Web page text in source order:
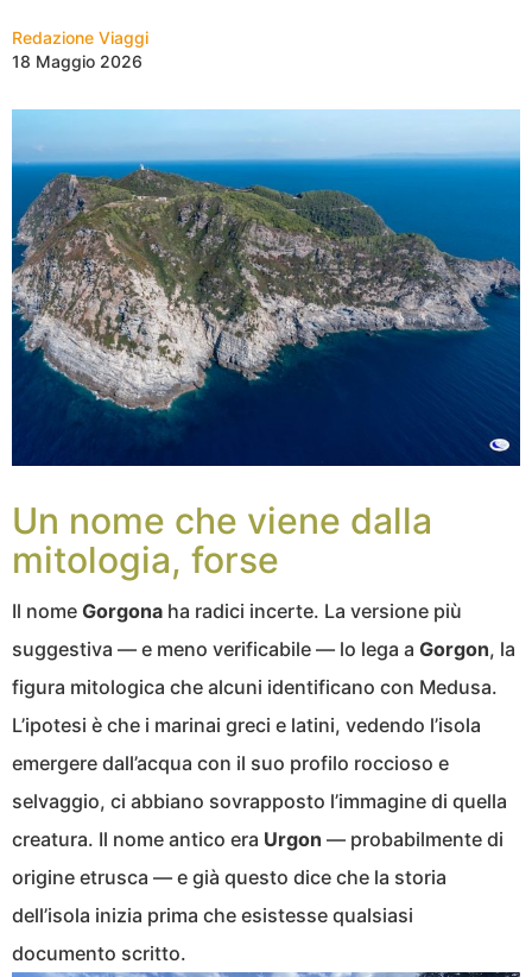
Redazione Viaggi
18 Maggio 2026
Un nome che viene dalla
mitologia, forse
Il nome Gorgona ha radici incerte. La versione più
suggestiva — e meno verificabile — lo lega a Gorgon, la
figura mitologica che alcuni identificano con Medusa.
L’ipotesi è che i marinai greci e latini, vedendo l’isola
emergere dall’acqua con il suo profilo roccioso e
selvaggio, ci abbiano sovrapposto l’immagine di quella
creatura. Il nome antico era Urgon — probabilmente di
origine etrusca — e già questo dice che la storia
dell’isola inizia prima che esistesse qualsiasi
documento scritto.